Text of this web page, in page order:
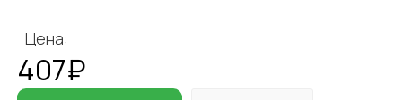
Цена:
407₽